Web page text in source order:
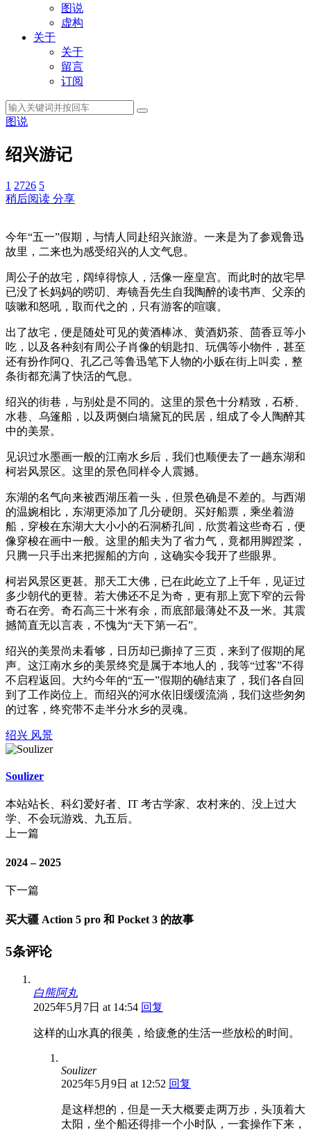
图说
虚构
关于
关于
留言
订阅
图说
绍兴游记
1 2726 5
稍后阅读 分享
今年“五一”假期，与情人同赴绍兴旅游。一来是为了参观鲁迅
故里，二来也为感受绍兴的人文气息。
周公子的故宅，阔绰得惊人，活像一座皇宫。而此时的故宅早
已没了长妈妈的唠叨、寿镜吾先生自我陶醉的读书声、父亲的
咳嗽和怒吼，取而代之的，只有游客的喧嚷。
出了故宅，便是随处可见的黄酒棒冰、黄酒奶茶、茴香豆等小
吃，以及各种刻有周公子肖像的钥匙扣、玩偶等小物件，甚至
还有扮作阿Q、孔乙己等鲁迅笔下人物的小贩在街上叫卖，整
条街都充满了快活的气息。
绍兴的街巷，与别处是不同的。这里的景色十分精致，石桥、
水巷、乌篷船，以及两侧白墙黛瓦的民居，组成了令人陶醉其
中的美景。
见识过水墨画一般的江南水乡后，我们也顺便去了一趟东湖和
柯岩风景区。这里的景色同样令人震撼。
东湖的名气向来被西湖压着一头，但景色确是不差的。与西湖
的温婉相比，东湖更添加了几分硬朗。买好船票，乘坐着游
船，穿梭在东湖大大小小的石洞桥孔间，欣赏着这些奇石，便
像穿梭在画中一般。这里的船夫为了省力气，竟都用脚蹬桨，
只腾一只手出来把握船的方向，这确实令我开了些眼界。
柯岩风景区更甚。那天工大佛，已在此屹立了上千年，见证过
多少朝代的更替。若大佛还不足为奇，更有那上宽下窄的云骨
奇石在旁。奇石高三十米有余，而底部最薄处不及一米。其震
撼简直无以言表，不愧为“天下第一石”。
绍兴的美景尚未看够，日历却已撕掉了三页，来到了假期的尾
声。这江南水乡的美景终究是属于本地人的，我等“过客”不得
不启程返回。大约今年的“五一”假期的确结束了，我们各自回
到了工作岗位上。而绍兴的河水依旧缓缓流淌，我们这些匆匆
的过客，终究带不走半分水乡的灵魂。
绍兴 风景
Soulizer
本站站长、科幻爱好者、IT 考古学家、农村来的、没上过大
学、不会玩游戏、九五后。
上一篇
2024 – 2025
下一篇
买大疆 Action 5 pro 和 Pocket 3 的故事
5条评论
白熊阿丸
2025年5月7日 at 14:54 回复
这样的山水真的很美，给疲惫的生活一些放松的时间。
Soulizer
2025年5月9日 at 12:52 回复
是这样想的，但是一天大概要走两万步，头顶着大
太阳，坐个船还得排一个小时队，一套操作下来，